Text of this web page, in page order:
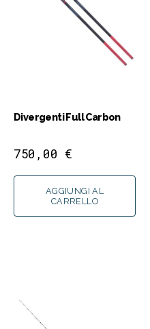
Divergenti Full Carbon
750,00 €
AGGIUNGI AL
CARRELLO